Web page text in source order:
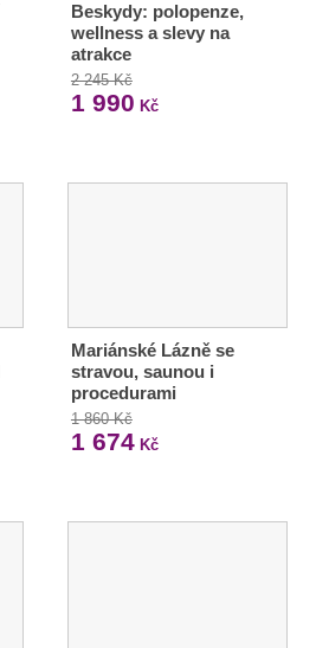
Beskydy: polopenze,
wellness a slevy na
atrakce
2 245 Kč
1 990 Kč
Mariánské Lázně se
stravou, saunou i
procedurami
1 860 Kč
1 674Kč